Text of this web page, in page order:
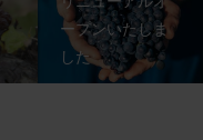
ープンいたしま
した